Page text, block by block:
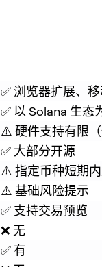
✅ 浏览器扩展、
✅ 以 Solana 生态
⚠️ 硬件支持有限
✅ 大部分开源
⚠️ 指定币种短期
⚠️ 基础风险提示
✅ 支持交易预览
❌ 无
✅ 有